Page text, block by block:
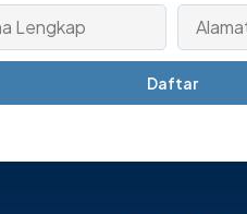
Daftar